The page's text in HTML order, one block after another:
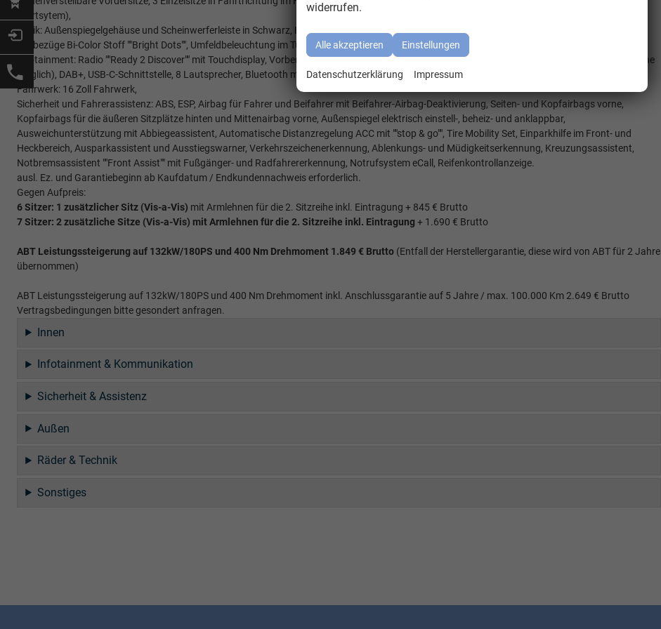
Startsytem),
Optik: Außenspiegelgehäuse und Scheinwerferleiste in Schwarz, Bodenbelag im Fahrgastraum Teppichboden, Dekoreinlagen ""Scale Light Grey"",
Sitzbezüge Bi-Color Stoff ""Bright Dots"", Umfeldbeleuchtung im Türbereich,
Infotainment: Radio ""Ready 2 Discover"" mit Touchdisplay, Vorbereitung für ""We Connect"", App-Connect inkl. Wireless (Navigation über Smartphone
möglich), DAB+, USB-C-Schnittstelle, 8 Lautsprecher, Bluetooth mit Freisprecheinrichtung, Sprachsteuerung,
Fahrwerk: 16 Zoll Fahrwerk,
Sicherheit und Fahrerassistenz: ABS, ESP, Airbag für Fahrer und Beifahrer mit Beifahrer-Airbag-Deaktivierung, Seiten- und Kopfairbags vorne,
Kopfairbags für die äußeren Sitzplätze hinten und Mittenairbag vorne, Außenspiegel elektrisch einstell-, beheiz- und anklappbar,
Ausweichunterstützung mit Abbiegeassistent, Automatische Distanzregelung ACC mit ""stop & go"", Tire Mobility Set, Einparkhilfe im Front- und
Heckbereich, Ausparkassistent und Ausstiegswarner, Verkehrszeichenerkennung, Ablenkungs- und Müdigkeitserkennung, Kreuzungsassistent,
Notbremsassistent ""Front Assist"" mit Fußgänger- und Radfahrererkennung, Notrufsystem eCall, Reifenkontrollanzeige.
ausl. Ez. und Garantiebeginn ab Kaufdatum / Endkundennachweis erforderlich.
Gegen Aufpreis:
6 Sitzer: 1 zusätzlicher Sitz (Vis-a-Vis) mit Armlehnen für die 2. Sitzreihe inkl. Eintragung + 845 € Brutto
7 Sitzer: 2 zusätzliche Sitze (Vis-a-Vis) mit Armlehnen für die 2. Sitzreihe inkl. Eintragung + 1.690 € Brutto
ABT Leistungssteigerung auf 132kW/180PS und 400 Nm Drehmoment 1.849 € Brutto (Entfall der Herstellergarantie, diese wird von ABT für 2 Jahre
übernommen)
ABT Leistungssteigerung auf 132kW/180PS und 400 Nm Drehmoment inkl. Anschlussgarantie auf 5 Jahre / max. 100.000 Km 2.649 € Brutto
Vertragsbedingungen bitte gesondert anfragen.
Innen
Infotainment & Kommunikation
Sicherheit & Assistenz
Außen
Räder & Technik
Sonstiges
widerrufen.
Alle akzeptieren Einstellungen
Datenschutzerklärung Impressum